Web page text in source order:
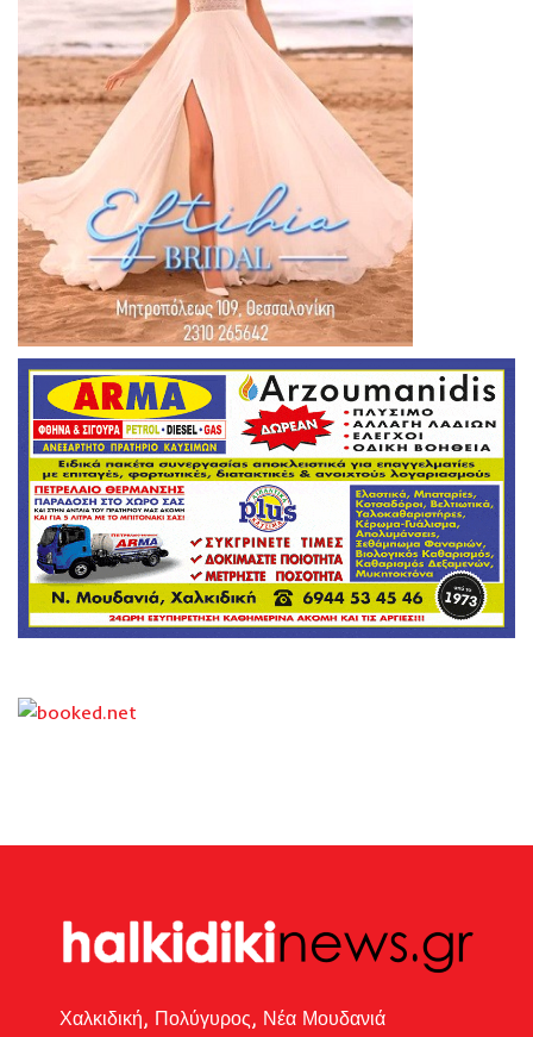
Χαλκιδική, Πολύγυρος, Νέα Μουδανιά